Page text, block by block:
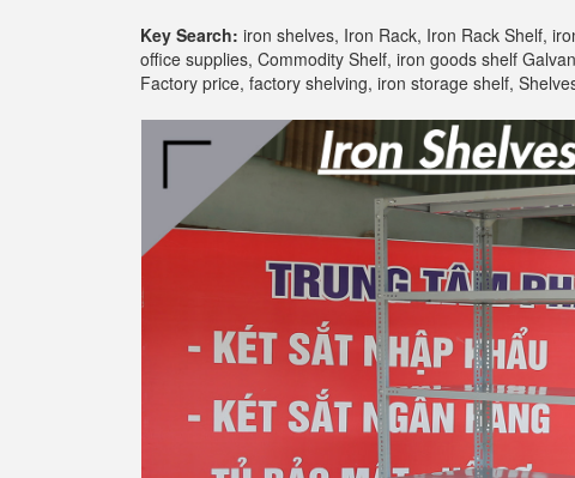
Key Search: iron shelves, Iron Rack, Iron Rack Shelf,
office supplies, Commodity Shelf, iron goods shelf
Factory price, factory shelving, iron storage shelf,